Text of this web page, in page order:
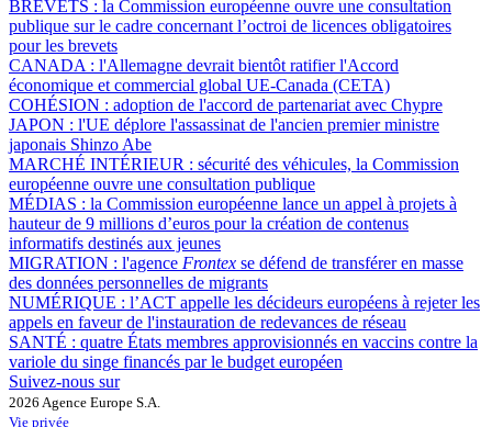
BREVETS : la Commission européenne ouvre une consultation
publique sur le cadre concernant l’octroi de licences obligatoires
pour les brevets
CANADA : l'Allemagne devrait bientôt ratifier l'Accord
économique et commercial global UE-Canada (CETA)
COHÉSION : adoption de l'accord de partenariat avec Chypre
JAPON : l'UE déplore l'assassinat de l'ancien premier ministre
japonais Shinzo Abe
MARCHÉ INTÉRIEUR : sécurité des véhicules, la Commission
européenne ouvre une consultation publique
MÉDIAS : la Commission européenne lance un appel à projets à
hauteur de 9 millions d’euros pour la création de contenus
informatifs destinés aux jeunes
MIGRATION : l'agence Frontex se défend de transférer en masse
des données personnelles de migrants
NUMÉRIQUE : l’ACT appelle les décideurs européens à rejeter les
appels en faveur de l'instauration de redevances de réseau
SANTÉ : quatre États membres approvisionnés en vaccins contre la
variole du singe financés par le budget européen
Suivez-nous sur
2026 Agence Europe S.A.
Vie privée